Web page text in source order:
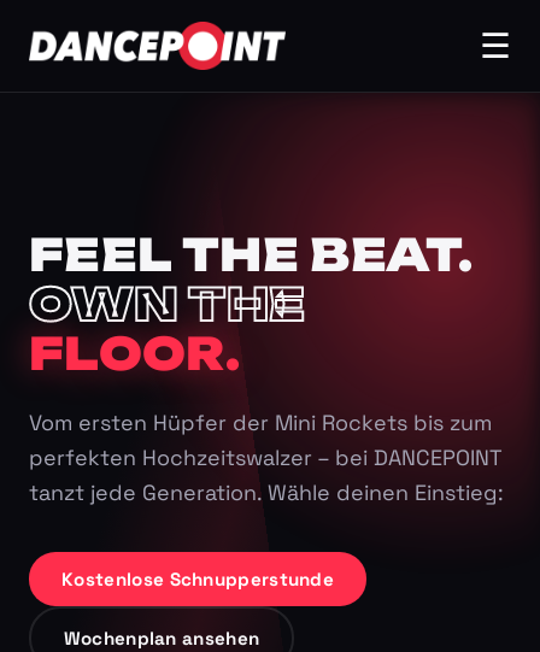
☰
FEEL THE BEAT.
OWN THE
FLOOR.
Vom ersten Hüpfer der Mini Rockets bis zum
perfekten Hochzeitswalzer – bei DANCEPOINT
tanzt jede Generation. Wähle deinen Einstieg:
Kostenlose Schnupperstunde
Wochenplan ansehen